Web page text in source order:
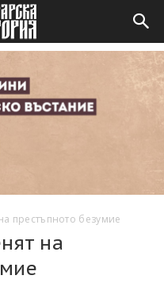
престъпното безумие
на